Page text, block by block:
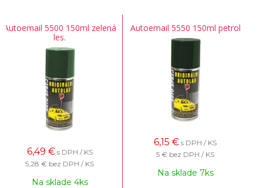
Autoemail 5500 150ml zelená
les.
6,49 € s DPH / KS
5,28 € bez DPH / KS
Na sklade 4ks
Autoemail 5550 150ml petrol
6,15 € s DPH / KS
5 € bez DPH / KS
Na sklade 7ks